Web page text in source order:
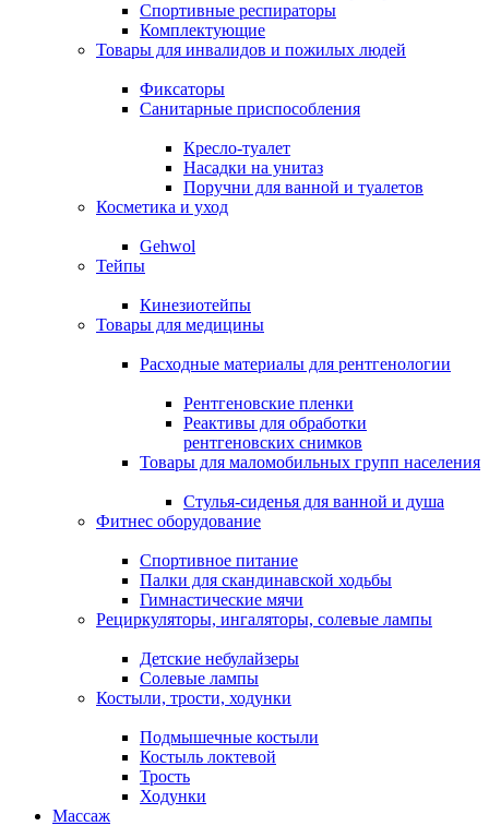
Спортивные респираторы
Комплектующие
Товары для инвалидов и пожилых людей
Фиксаторы
Санитарные приспособления
Кресло-туалет
Насадки на унитаз
Поручни для ванной и туалетов
Косметика и уход
Gehwol
Тейпы
Кинезиотейпы
Товары для медицины
Расходные материалы для рентгенологии
Рентгеновские пленки
Реактивы для обработки
рентгеновских снимков
Товары для маломобильных групп населения
Стулья-сиденья для ванной и душа
Фитнес оборудование
Спортивное питание
Палки для скандинавской ходьбы
Гимнастические мячи
Рециркуляторы, ингаляторы, солевые лампы
Детские небулайзеры
Солевые лампы
Костыли, трости, ходунки
Подмышечные костыли
Костыль локтевой
Трость
Ходунки
Массаж